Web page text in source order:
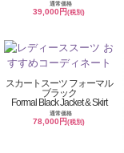
通常価格
39,000円(税別)
スカートスーツ フォーマル
ブラック
Formal Black Jacket & Skirt
通常価格
78,000円(税別)